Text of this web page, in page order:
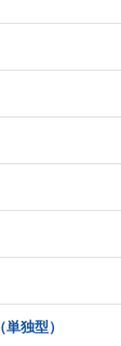
独型）